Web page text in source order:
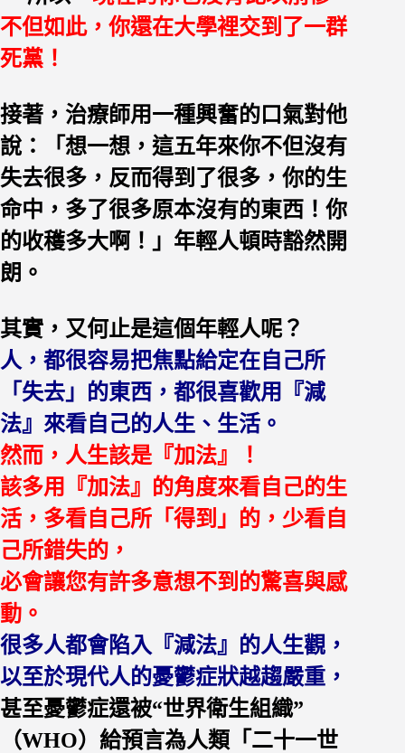
不但如此，你還在大學裡交到了一群
死黨！
接著，治療師用一種興奮的口氣對他
說：「想一想，這五年來你不但沒有
失去很多，反而得到了很多，你的生
命中，多了很多原本沒有的東西！你
的收穫多大啊！」年輕人頓時豁然開
朗。
其實，又何止是這個年輕人呢？
人，都很容易把焦點給定在自己所
「失去」的東西，都很喜歡用『減
法』來看自己的人生、生活。
然而，人生該是『加法』！
該多用『加法』的角度來看自己的生
活，多看自己所「得到」的，少看自
己所錯失的，
必會讓您有許多意想不到的驚喜與感
動。
很多人都會陷入『減法』的人生觀，
以至於現代人的憂鬱症狀越趨嚴重，
甚至憂鬱症還被“世界衛生組織”
（WHO）給預言為人類「二十一世